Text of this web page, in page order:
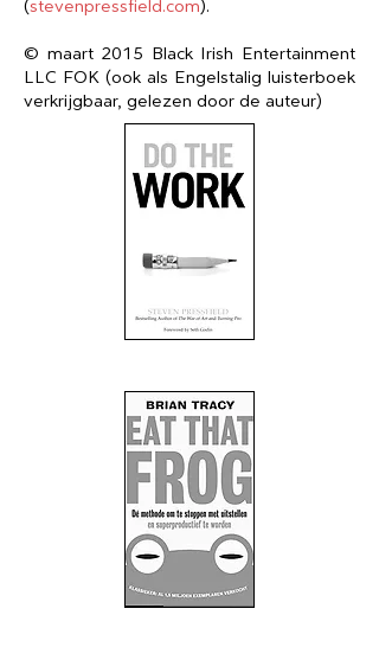
(stevenpressfield.com).
© maart 2015 Black Irish Entertainment
LLC FOK (ook als Engelstalig luisterboek
verkrijgbaar, gelezen door de auteur)